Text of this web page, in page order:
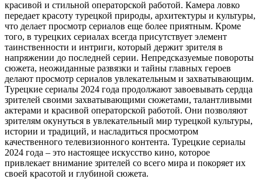
красивой и стильной операторской работой. Камера ловко
передает красоту турецкой природы, архитектуры и культуры,
что делает просмотр сериалов еще более приятным. Кроме
того, в турецких сериалах всегда присутствует элемент
таинственности и интриги, который держит зрителя в
напряжении до последней серии. Непредсказуемые повороты
сюжета, неожиданные развязки и тайны главных героев
делают просмотр сериалов увлекательным и захватывающим.
Турецкие сериалы 2024 года продолжают завоевывать сердца
зрителей своими захватывающими сюжетами, талантливыми
актерами и красивой операторской работой. Они позволяют
зрителям окунуться в увлекательный мир турецкой культуры,
истории и традиций, и насладиться просмотром
качественного телевизионного контента. Турецкие сериалы
2024 года – это настоящее искусство кино, которое
привлекает внимание зрителей со всего мира и покоряет их
своей красотой и глубиной сюжета.